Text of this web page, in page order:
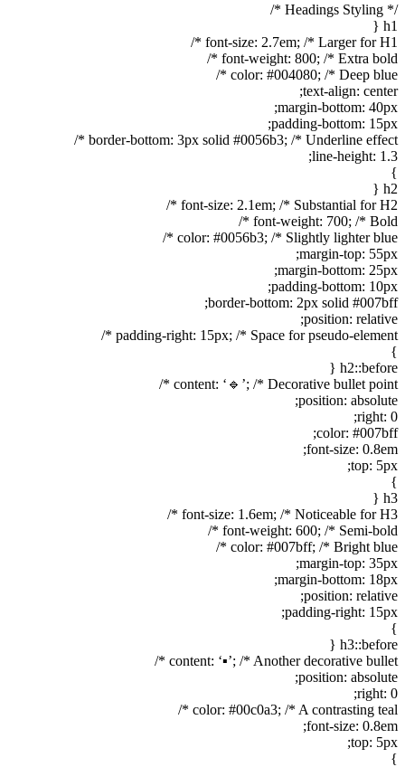
/* Headings Styling */
h1 {
font-size: 2.7em; /* Larger for H1 */
font-weight: 800; /* Extra bold */
color: #004080; /* Deep blue */
text-align: center;
margin-bottom: 40px;
padding-bottom: 15px;
border-bottom: 3px solid #0056b3; /* Underline effect */
line-height: 1.3;
}
h2 {
font-size: 2.1em; /* Substantial for H2 */
font-weight: 700; /* Bold */
color: #0056b3; /* Slightly lighter blue */
margin-top: 55px;
margin-bottom: 25px;
padding-bottom: 10px;
border-bottom: 2px solid #007bff;
position: relative;
padding-right: 15px; /* Space for pseudo-element */
}
h2::before {
content: ‘🔹’; /* Decorative bullet point */
position: absolute;
right: 0;
color: #007bff;
font-size: 0.8em;
top: 5px;
}
h3 {
font-size: 1.6em; /* Noticeable for H3 */
font-weight: 600; /* Semi-bold */
color: #007bff; /* Bright blue */
margin-top: 35px;
margin-bottom: 18px;
position: relative;
padding-right: 15px;
}
h3::before {
content: ‘▪️’; /* Another decorative bullet */
position: absolute;
right: 0;
color: #00c0a3; /* A contrasting teal */
font-size: 0.8em;
top: 5px;
}